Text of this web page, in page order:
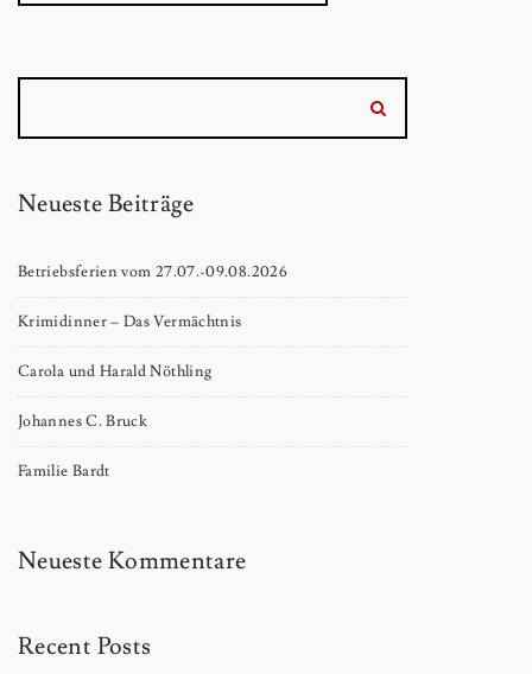
Neueste Beiträge
Betriebsferien vom 27.07.-09.08.2026
Krimidinner – Das Vermächtnis
Carola und Harald Nöthling
Johannes C. Bruck
Familie Bardt
Neueste Kommentare
Recent Posts